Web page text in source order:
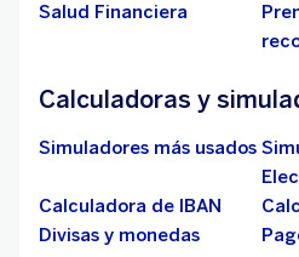
Salud Financiera
Calculadoras y
Simuladores más usados
Calculadora de IBAN
Divisas y monedas